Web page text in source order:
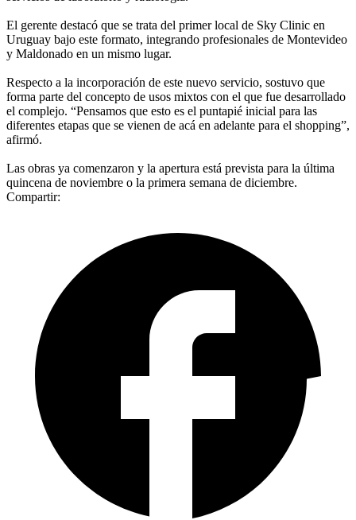
El gerente destacó que se trata del primer local de Sky Clinic en
Uruguay bajo este formato, integrando profesionales de Montevideo
y Maldonado en un mismo lugar.
Respecto a la incorporación de este nuevo servicio, sostuvo que
forma parte del concepto de usos mixtos con el que fue desarrollado
el complejo. “Pensamos que esto es el puntapié inicial para las
diferentes etapas que se vienen de acá en adelante para el shopping”,
afirmó.
Las obras ya comenzaron y la apertura está prevista para la última
quincena de noviembre o la primera semana de diciembre.
Compartir: